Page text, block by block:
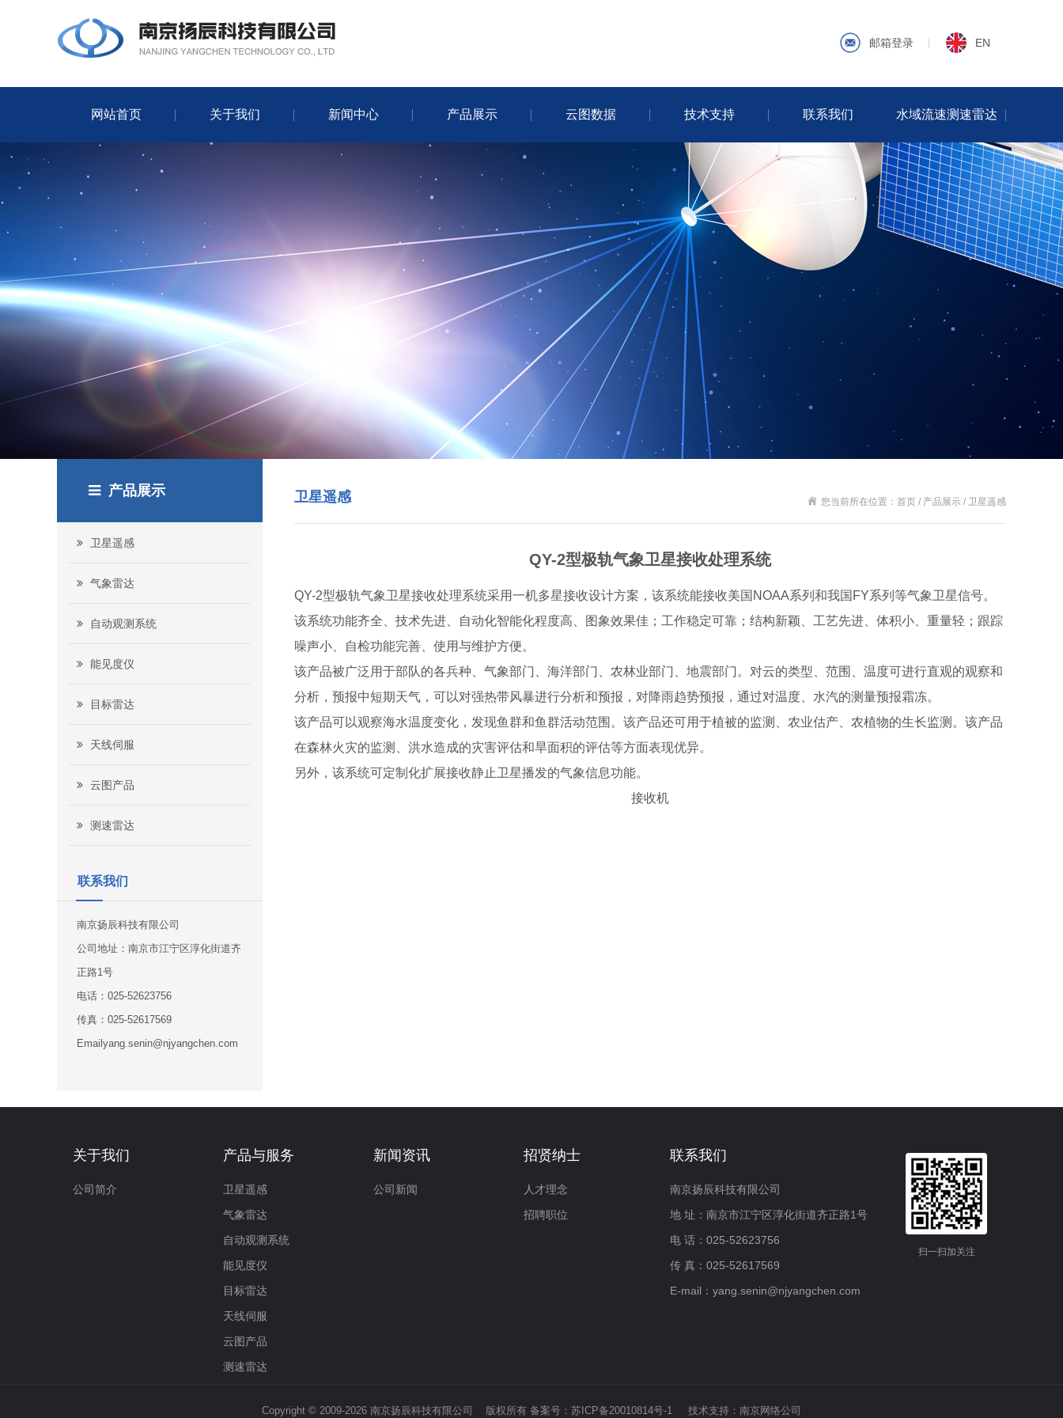
邮箱登录 EN
网站首页 关于我们 新闻中心 产品展示 云图数据 技术支持 联系我们 水域流速测速雷达
产品展示
卫星遥感
气象雷达
自动观测系统
能见度仪
目标雷达
天线伺服
云图产品
测速雷达
联系我们
南京扬辰科技有限公司
公司地址：南京市江宁区淳化街道齐
正路1号
电话：025-52623756
传真：025-52617569
Emailyang.senin@njyangchen.com
卫星遥感 您当前所在位置：首页 / 产品展示 / 卫星遥感
QY-2型极轨气象卫星接收处理系统
QY-2型极轨气象卫星接收处理系统采用一机多星接收设计方案，该系统能接收美国NOAA系列和我国FY系列等气象卫星信号。
该系统功能齐全、技术先进、自动化智能化程度高、图象效果佳；工作稳定可靠；结构新颖、工艺先进、体积小、重量轻；跟踪
噪声小、自检功能完善、使用与维护方便。
该产品被广泛用于部队的各兵种、气象部门、海洋部门、农林业部门、地震部门。对云的类型、范围、温度可进行直观的观察和
分析，预报中短期天气，可以对强热带风暴进行分析和预报，对降雨趋势预报，通过对温度、水汽的测量预报霜冻。
该产品可以观察海水温度变化，发现鱼群和鱼群活动范围。该产品还可用于植被的监测、农业估产、农植物的生长监测。该产品
在森林火灾的监测、洪水造成的灾害评估和旱面积的评估等方面表现优异。
另外，该系统可定制化扩展接收静止卫星播发的气象信息功能。
接收机
关于我们
公司简介
产品与服务
卫星遥感
气象雷达
自动观测系统
能见度仪
目标雷达
天线伺服
云图产品
测速雷达
新闻资讯
公司新闻
招贤纳士
人才理念
招聘职位
联系我们
南京扬辰科技有限公司
地 址：南京市江宁区淳化街道齐正路1号
电 话：025-52623756
传 真：025-52617569
E-mail：yang.senin@njyangchen.com
扫一扫加关注
Copyright © 2009-2026 南京扬辰科技有限公司 版权所有 备案号： 苏ICP备20010814号-1 技术支持： 南京网络公司